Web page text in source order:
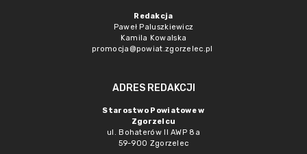
Redakcja
Paweł Paluszkiewicz
Kamila Kowalska
promocja@powiat.zgorzelec.pl
ADRES REDAKCJI
Starostwo Powiatowe w
Zgorzelcu
ul. Bohaterów II AWP 8a
59-900 Zgorzelec